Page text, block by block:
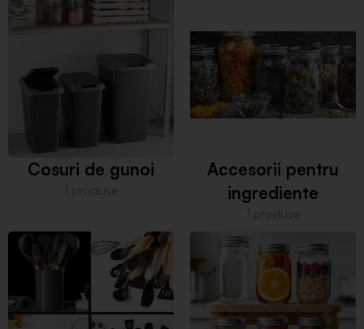
Cosuri de gunoi
Accesorii pentru
ingrediente